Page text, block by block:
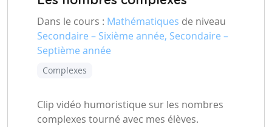
Dans le cours : Mathématiques de niveau
Secondaire – Sixième année, Secondaire –
Septième année
Complexes
Clip vidéo humoristique sur les nombres
complexes tourné avec mes élèves.